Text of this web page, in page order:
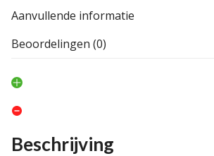
Aanvullende informatie
Beoordelingen (0)
Beschrijving